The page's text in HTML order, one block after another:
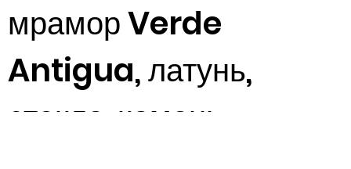
мрамор Verde
Antigua, латунь,
стекло, камень